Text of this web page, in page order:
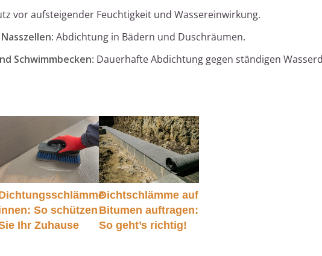
vor aufsteigender Feuchtigkeit und Wassereinwirkung.
: Abdichtung in Bädern und Duschräumen.
Schwimmbecken: Dauerhafte Abdichtung gegen ständigen
So schützen
Ihr Zuhause
Dichtschlämme auf
Bitumen auftragen:
So geht’s richtig!